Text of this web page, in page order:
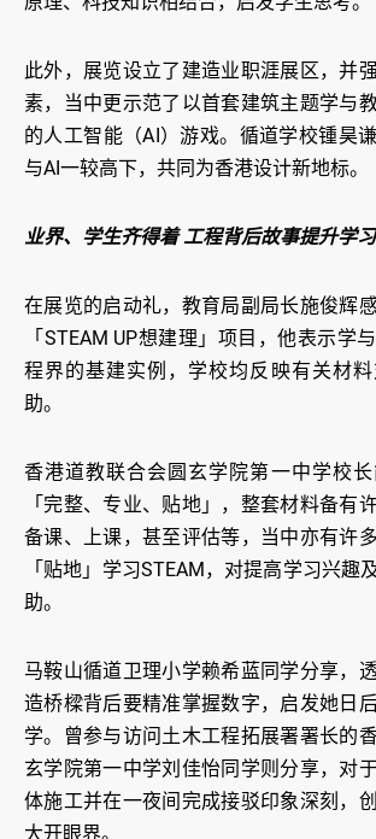
此外，展览设立了建造业职涯展区，并
素，当中更示范了以首套建筑主题学与
的人工智能（AI）游戏。循道学校锺昊
与AI一较高下，共同为香港设计新地标。
业界、学生齐得着 工程背后故事提升学
在展览的启动礼，教育局副局长施俊辉
「STEAM UP想建理」项目，他表示学
程界的基建实例，学校均反映有关材
助。
香港道教联合会圆玄学院第一中学校
「完整、专业、贴地」，整套材料备有
备课、上课，甚至评估等，当中亦有许
「贴地」学习STEAM，对提高学习兴趣
助。
马鞍山循道卫理小学赖希蓝同学分享，
造桥樑背后要精准掌握数字，启发她日
学。曾参与访问土木工程拓展署署长的
玄学院第一中学刘佳怡同学则分享，对
体施工并在一夜间完成接驳印象深刻，
大开眼界。